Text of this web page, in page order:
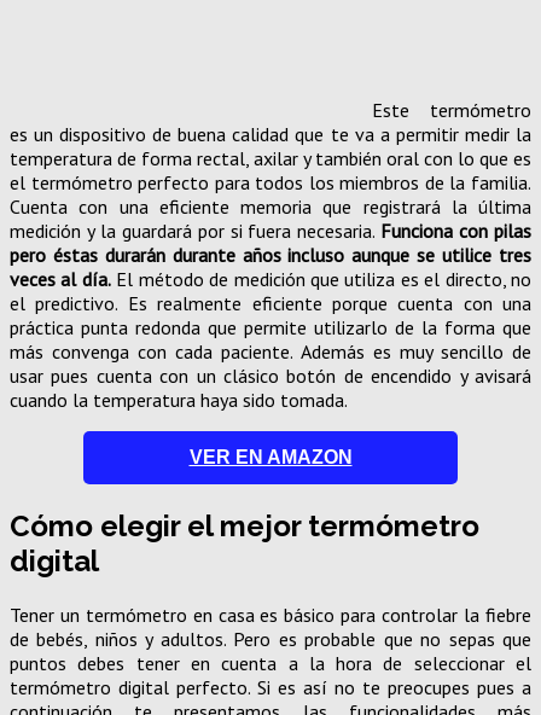
Este termómetro
es un dispositivo de buena calidad que te va a permitir medir la
temperatura de forma rectal, axilar y también oral con lo que es
el termómetro perfecto para todos los miembros de la familia.
Cuenta con una eficiente memoria que registrará la última
medición y la guardará por si fuera necesaria. Funciona con pilas
pero éstas durarán durante años incluso aunque se utilice tres
veces al día.El método de medición que utiliza es el directo, no
el predictivo. Es realmente eficiente porque cuenta con una
práctica punta redonda que permite utilizarlo de la forma que
más convenga con cada paciente. Además es muy sencillo de
usar pues cuenta con un clásico botón de encendido y avisará
cuando la temperatura haya sido tomada.
VER EN AMAZON
Cómo elegir el mejor termómetro
digital
Tener un termómetro en casa es básico para controlar la fiebre
de bebés, niños y adultos. Pero es probable que no sepas que
puntos debes tener en cuenta a la hora de seleccionar el
termómetro digital perfecto. Si es así no te preocupes pues a